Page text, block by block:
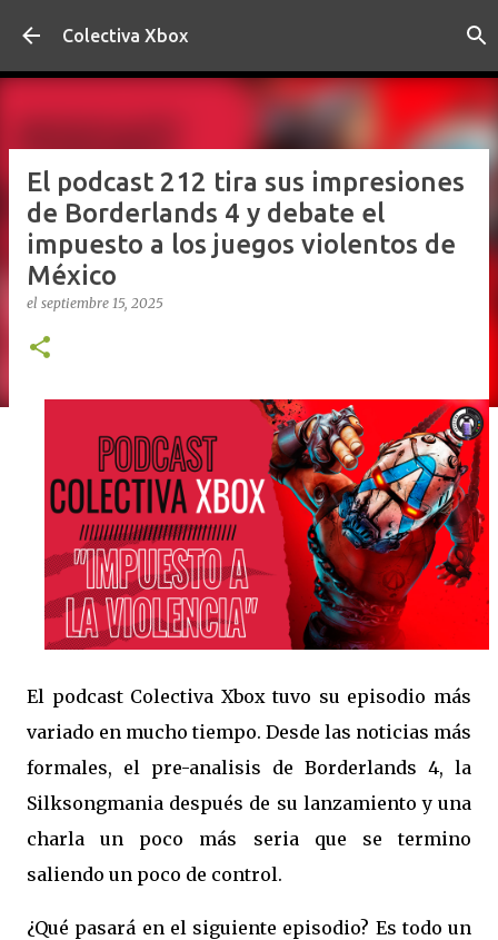
Ir al contenido principal
Colectiva Xbox
El podcast 212 tira sus impresiones
de Borderlands 4 y debate el
impuesto a los juegos violentos de
México
el septiembre 15, 2025
El podcast Colectiva Xbox tuvo su episodio más
variado en mucho tiempo. Desde las noticias más
formales, el pre-analisis de Borderlands 4, la
Silksongmania después de su lanzamiento y una
charla un poco más seria que se termino
saliendo un poco de control.
¿Qué pasará en el siguiente episodio? Es todo un